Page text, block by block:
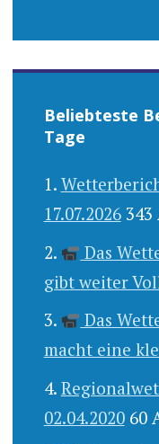
Beliebteste
Tage
17.07.2026
Das
gibt weiter
Das
macht eine
02.04.2020 60